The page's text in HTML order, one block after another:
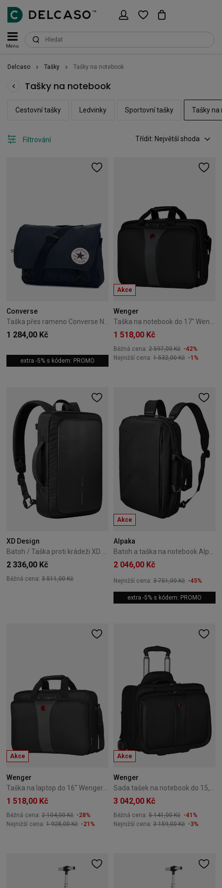
Menu
Delcaso Tašky Tašky na notebook
Tašky na notebook
Cestovní tašky Ledvinky Sportovní tašky Tašky na
Třídit: Největší shoda
Filtrování
Converse
1 284,00 Kč
extra -5% s kódem: PROMO
Akce
Wenger
1 518,00 Kč
Běžná cena: 2 597,00 Kč -42%
Nejnižší cena: 1 532,00 Kč -1%
XD Design
Batoh / Taška proti krádeži XD Design Bobby Bizz 2.0 - Černý
2 336,00 Kč
Běžná cena: 3 511,00 Kč
Akce
Alpaka
Batoh a taška na notebook Alpaka Elements Tech Brief Pro černá
2 046,00 Kč
Nejnižší cena: 3 751,00 Kč -45%
extra -5% s kódem: PROMO
Akce
Wenger
Taška na laptop do 16" Wenger Legacy 600648
1 518,00 Kč
Běžná cena: 2 104,00 Kč -28%
Nejnižší cena: 1 928,00 Kč -21%
Akce
Wenger
Sada tašek na notebook do 15,6" a 17" na kolečkách Wenger Patriot Černý
3 042,00 Kč
Běžná cena: 5 141,00 Kč -41%
Nejnižší cena: 3 159,00 Kč -3%